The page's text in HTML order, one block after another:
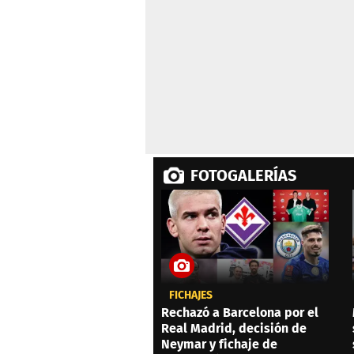
FOTOGALERÍAS
FICHAJES
Rechazó a Barcelona por el
Real Madrid, decisión de
Neymar y fichaje de